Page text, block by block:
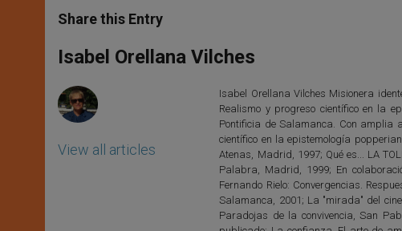
t
s
p
p
s
e
g
e
e
b
o
k
r
Share this Entry
Isabel Orellana Vilches
View all articles
Isabel Orellana Vilches Misionera
Realismo y progreso científico en la
Pontificia de Salamanca. Con amplia
científico en la epistemología
Atenas, Madrid, 1997; Qué es... LA
Palabra, Madrid, 1999; En
Fernando Rielo: Convergencias.
Salamanca, 2001; La "mirada" del
Paradojas de la convivencia, San